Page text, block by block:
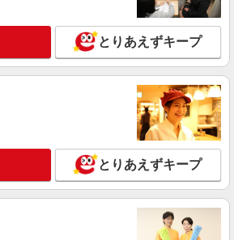
とりあえずキープ
とりあえずキープ